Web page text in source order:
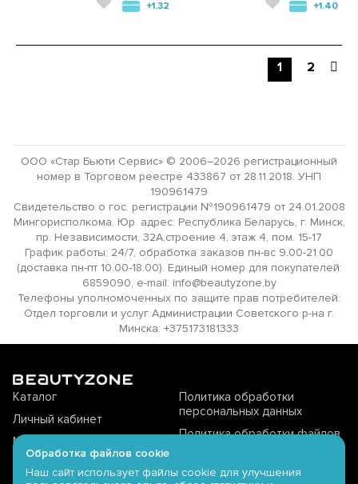
+1.32 +1.40
1 2
ООО «Стар Бьюти Сервис» © 2006–2026 регистрационный
номер в Торговом реестре 433867 от 28.11.2018. УНП
190961479
Свидетельство о гос. регистрации №190961479 от 24.01.2008
Мингорисполкома. Юр. адрес: Республика Беларусь, г. Минск,
пр. Независимости, 32А,строение 4, этаж 4, пом. 15-17
График работы: 24/7, обработка заказов пн-вс 9.00-21.00
(доставка пн-пт 10.00-18.00). Единый номер для покупателей:
6859090, e-mail: info@beautyzone.by
Телефоны уполномоченных по защите прав потребителей:
Отдел торговли и услуг Администрации Советского р-на г.
Минска: +375173181333
Каталог
Личный кабинет
Магазины offline
Доставка
Политика обработки
персональных данных
Политика обработки файлов
Политика видеонаблюдения
Обработка файлов cookie
Наш сайт использует файлы cookie для улучшения